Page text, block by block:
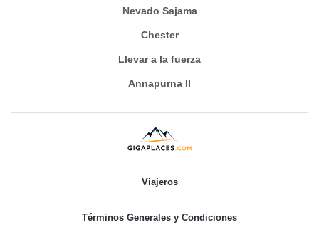
Nevado Sajama
Chester
Llevar a la fuerza
Annapurna II
Viajeros
Términos Generales y Condiciones